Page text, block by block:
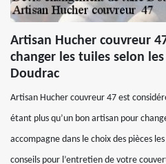
Artisan Hucher couvreur
changer les tuiles selon
Doudrac
Artisan Hucher couvreur 47 est
étant plus qu’un bon artisan pour
accompagne dans le choix des pièces
conseils pour l’entretien de votre